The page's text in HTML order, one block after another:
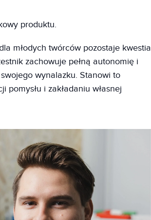
produktu.
młodych twórców pozostaje kwestia
zachowuje pełną autonomię i
wynalazku. Stanowi to
i zakładaniu własnej